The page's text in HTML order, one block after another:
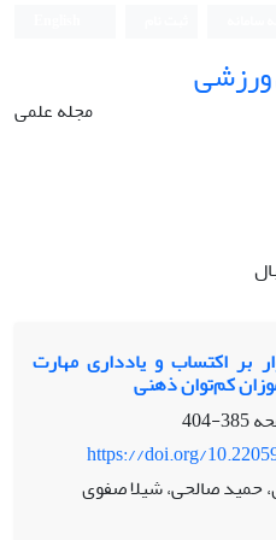
ورزشی
مجله علمی
بر اکتساب و یادداری مهارت
کم‌توان ذهنی
385-404
https://doi.org/
حمید صالحی، شیلا صفوی